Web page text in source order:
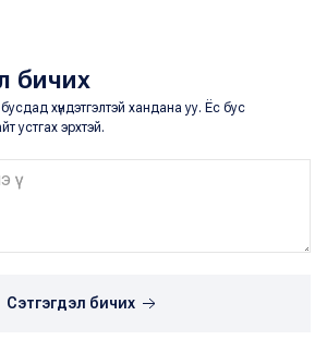
бичих
хүндэтгэлтэй хандана уу. Ёс бус
устгах эрхтэй.
Сэтгэгдэл бичих